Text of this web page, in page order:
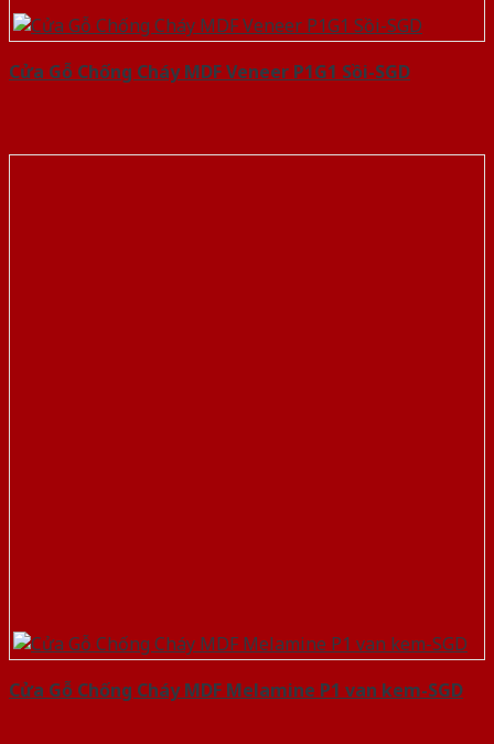
Cửa Gỗ Chống Cháy MDF Veneer P1G1 Sồi-SGD
Cửa Gỗ Chống Cháy MDF Melamine P1 van kem-SGD